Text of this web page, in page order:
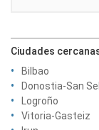
Ciudades
Bilbao
Donostia-San
Logroño
Vitoria-Gasteiz